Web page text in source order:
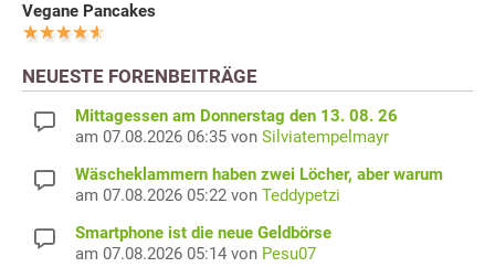
Vegane Pancakes
NEUESTE FORENBEITRÄGE
Mittagessen am Donnerstag den 13. 08. 26
am 07.08.2026 06:35 von Silviatempelmayr
Wäscheklammern haben zwei Löcher, aber warum
am 07.08.2026 05:22 von Teddypetzi
Smartphone ist die neue Geldbörse
am 07.08.2026 05:14 von Pesu07